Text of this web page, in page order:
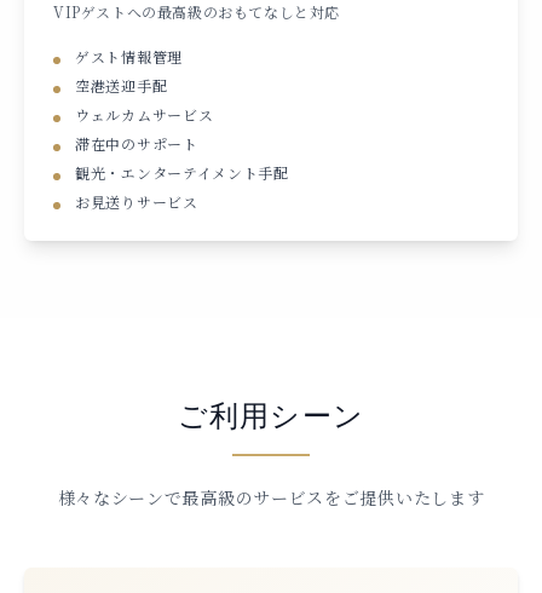
VIPゲストへの最高級のおもてなしと対応
ゲスト情報管理
空港送迎手配
ウェルカムサービス
滞在中のサポート
観光・エンターテイメント手配
お見送りサービス
ご利用シーン
様々なシーンで最高級のサービスをご提供いたします